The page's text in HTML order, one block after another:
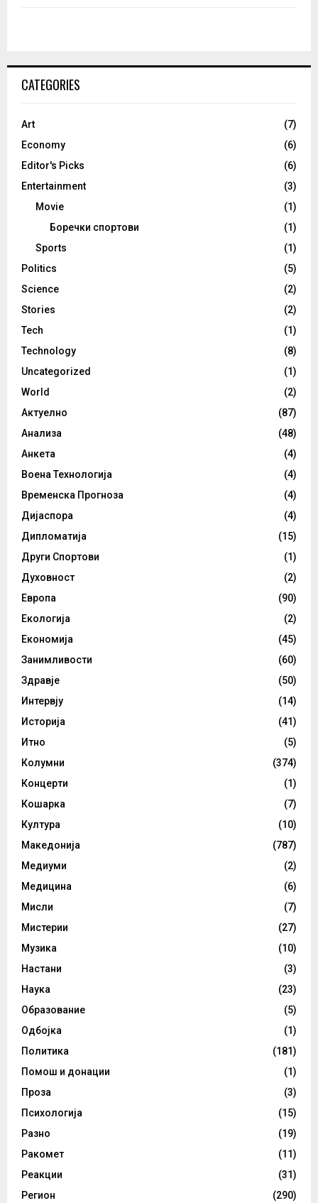
CATEGORIES
Art
(7)
Economy
(6)
Editor's Picks
(6)
Entertainment
(3)
Movie
(1)
Боречки спортови
(1)
Sports
(1)
Politics
(5)
Science
(2)
Stories
(2)
Tech
(1)
Technology
(8)
Uncategorized
(1)
World
(2)
Актуелно
(87)
Анализа
(48)
Анкета
(4)
Воена Технологија
(4)
Временска Прогноза
(4)
Дијаспора
(4)
Дипломатија
(15)
Други Спортови
(1)
Духовност
(2)
Европа
(90)
Екологија
(2)
Економија
(45)
Занимливости
(60)
Здравје
(50)
Интервју
(14)
Историја
(41)
Итно
(5)
Колумни
(374)
Концерти
(1)
Кошарка
(7)
Култура
(10)
Македонија
(787)
Медиуми
(2)
Медицина
(6)
Мисли
(7)
Мистерии
(27)
Музика
(10)
Настани
(3)
Наука
(23)
Образование
(5)
Одбојка
(1)
Политика
(181)
Помош и донации
(1)
Проза
(3)
Психологија
(15)
Разно
(19)
Ракомет
(11)
Реакции
(31)
Регион
(290)